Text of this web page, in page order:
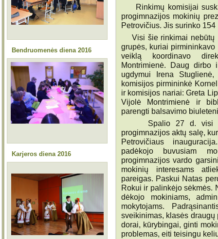
Bendruomenės diena 2016
Karjeros diena 2016
Rinkimų komisijai
progimnazijos mokinių
Petrovičius. Jis surinko
Visi šie rinkimai nebūtų
grupės, kuriai
veiklą koordinavo
Montrimienė. Daug dirbo
ugdymui Irena
komisijos pirmininkė
ir komisijos nariai: Greta
Vijolė Montrimienė ir
parengti balsavimo
Spalio 27 d. visi
progimnazijos aktų salę,
Petrovičiaus
padėkojo buvusiam
progimnazijos vardo
mokinių interesams
pareigas. Paskui Natas
Rokui ir palinkėjo sėkmės.
dėkojo mokiniams,
mokytojams.
sveikinimas, klasės
dorai, kūrybingai, ginti
problemas, eiti teisingu